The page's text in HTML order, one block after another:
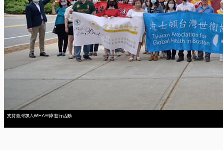
支持臺灣加入WHA車隊遊行活動